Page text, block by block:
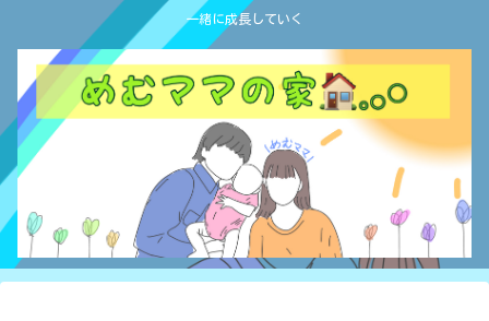
一緒に成長していく